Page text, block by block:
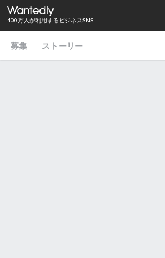
400万人が利用するビジネスSNS
募集 ストーリー